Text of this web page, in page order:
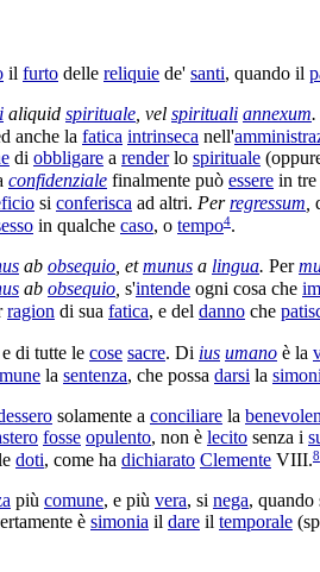
il furto delle reliquie de' santi, quando il
aliquid spirituale , vel spirituali annexum.
anche la fatica intrinseca nell'
di obbligare a renderlo spirituale
confidenziale finalmente può essere in tre
si conferisca ad altri. Perregressum
in qualche caso, o tempo4.
ab obsequio , etmunus a lingua. Per
ab obsequio s'intende ogni cosa che
ragion di sua fatica, e del danno che
e di tutte le cose sacre. Di ius umano è la
la sentenza, che possa darsi la
solamente a conciliare la
fosse opulento, non è lecito senza i
doti, come ha dichiarato Clemente VIII.8
più comune, e più vera, si nega, quando
è simonia il dare il temporale